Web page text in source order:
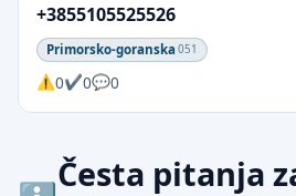
+3855105525526
Primorsko-goranska 051
0 0 0
Česta pitanja